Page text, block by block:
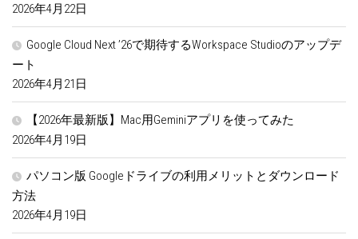
2026年4月22日
Google Cloud Next ’26で期待するWorkspace Studioのアップデ
ート
2026年4月21日
【2026年最新版】Mac用Geminiアプリを使ってみた
2026年4月19日
パソコン版 Googleドライブの利用メリットとダウンロード
方法
2026年4月19日